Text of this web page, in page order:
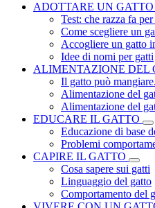
ADOTTARE UN GATTO
Test: che razza fa per
Come scegliere un
Accogliere un gatto
Idee di nomi per gatti
ALIMENTAZIONE DEL
Il gatto può
Alimentazione del
Alimentazione del
EDUCARE IL GATTO
Educazione di base
Problemi
CAPIRE IL GATTO
Cosa sapere sui gatti
Linguaggio del gatto
Comportamento del